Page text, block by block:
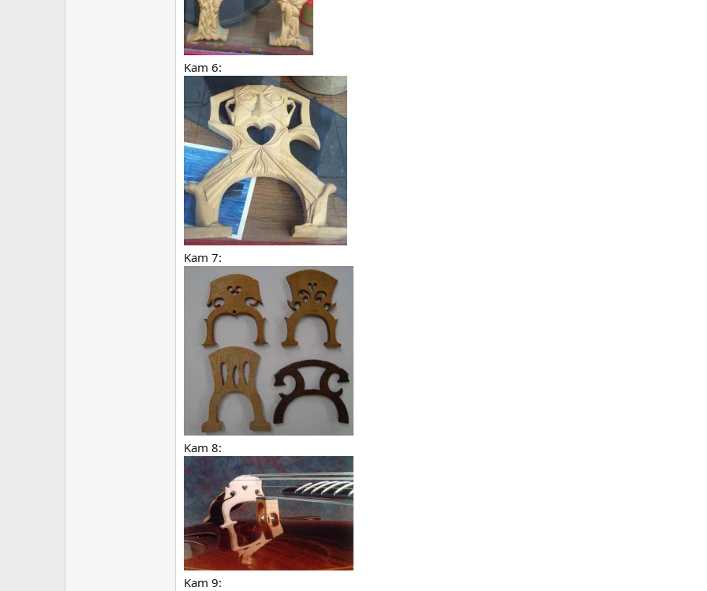
Kam 6:
Kam 7:
Kam 8:
Kam 9: